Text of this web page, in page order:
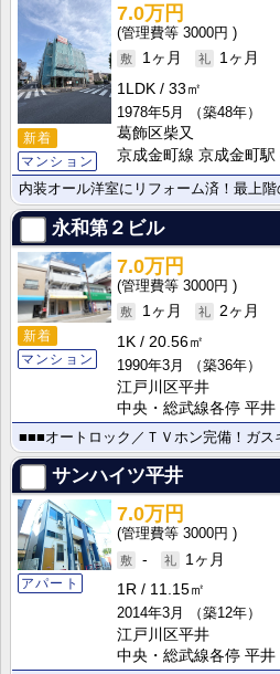
新着
マンション
7.0万円
3000円
1ヶ月
1ヶ月
1LDK
33㎡
1978年5月
（築48年）
葛飾区柴又
京成金町線 京成金町駅
内装オール洋室にリフォーム済！最上階
永和第２ビル
新着
マンション
7.0万円
3000円
1ヶ月
2ヶ月
1K
20.56㎡
1990年3月
（築36年）
江戸川区平井
中央・総武線各停 平
■■■オートロック／ＴＶホン完備！ガス
サンハイツ平井
アパート
7.0万円
3000円
-
1ヶ月
1R
11.15㎡
2014年3月
（築12年）
江戸川区平井
中央・総武線各停 平